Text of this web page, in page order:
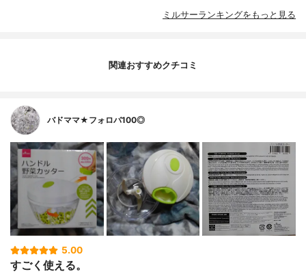
ミルサーランキングをもっと見る
関連おすすめクチコミ
バドママ★フォロバ100◎
5.00
すごく使える。